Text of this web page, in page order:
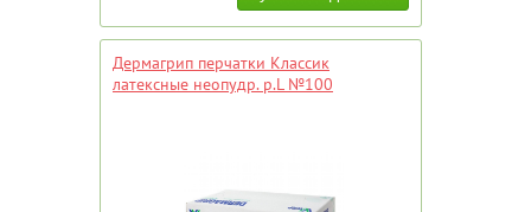
Дермагрип перчатки Классик
латексные неопудр. р.L №100